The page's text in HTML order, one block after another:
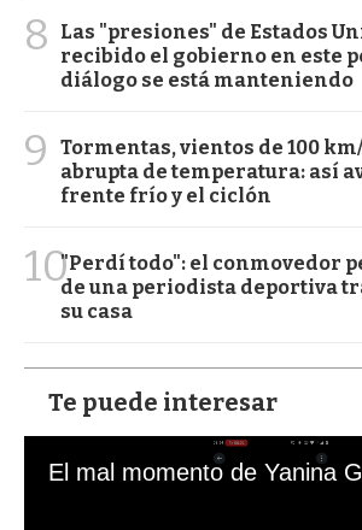
8
Las "presiones" de Estados
recibido el gobierno en este
diálogo se está manteniendo
9
Tormentas, vientos de 100
abrupta de temperatura: así
frente frío y el ciclón
10"Perdí todo": el conmovedor
de una periodista deportiva
su casa
Te puede interesar